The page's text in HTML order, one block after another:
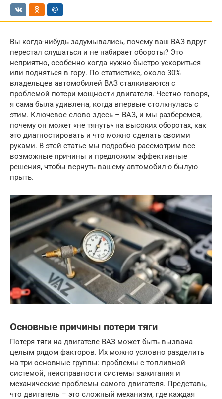
Вы когда-нибудь задумывались, почему ваш ВАЗ вдруг
перестал слушаться и не набирает обороты? Это
неприятно, особенно когда нужно быстро ускориться
или подняться в гору. По статистике, около 30%
владельцев автомобилей ВАЗ сталкиваются с
проблемой потери мощности двигателя. Честно говоря,
я сама была удивлена, когда впервые столкнулась с
этим. Ключевое слово здесь – ВАЗ, и мы разберемся,
почему он может «не тянуть» на высоких оборотах, как
это диагностировать и что можно сделать своими
руками. В этой статье мы подробно рассмотрим все
возможные причины и предложим эффективные
решения, чтобы вернуть вашему автомобилю былую
прыть.
Основные причины потери тяги
Потеря тяги на двигателе ВАЗ может быть вызвана
целым рядом факторов. Их можно условно разделить
на три основные группы: проблемы с топливной
системой, неисправности системы зажигания и
механические проблемы самого двигателя. Представь,
что двигатель – это сложный механизм, где каждая